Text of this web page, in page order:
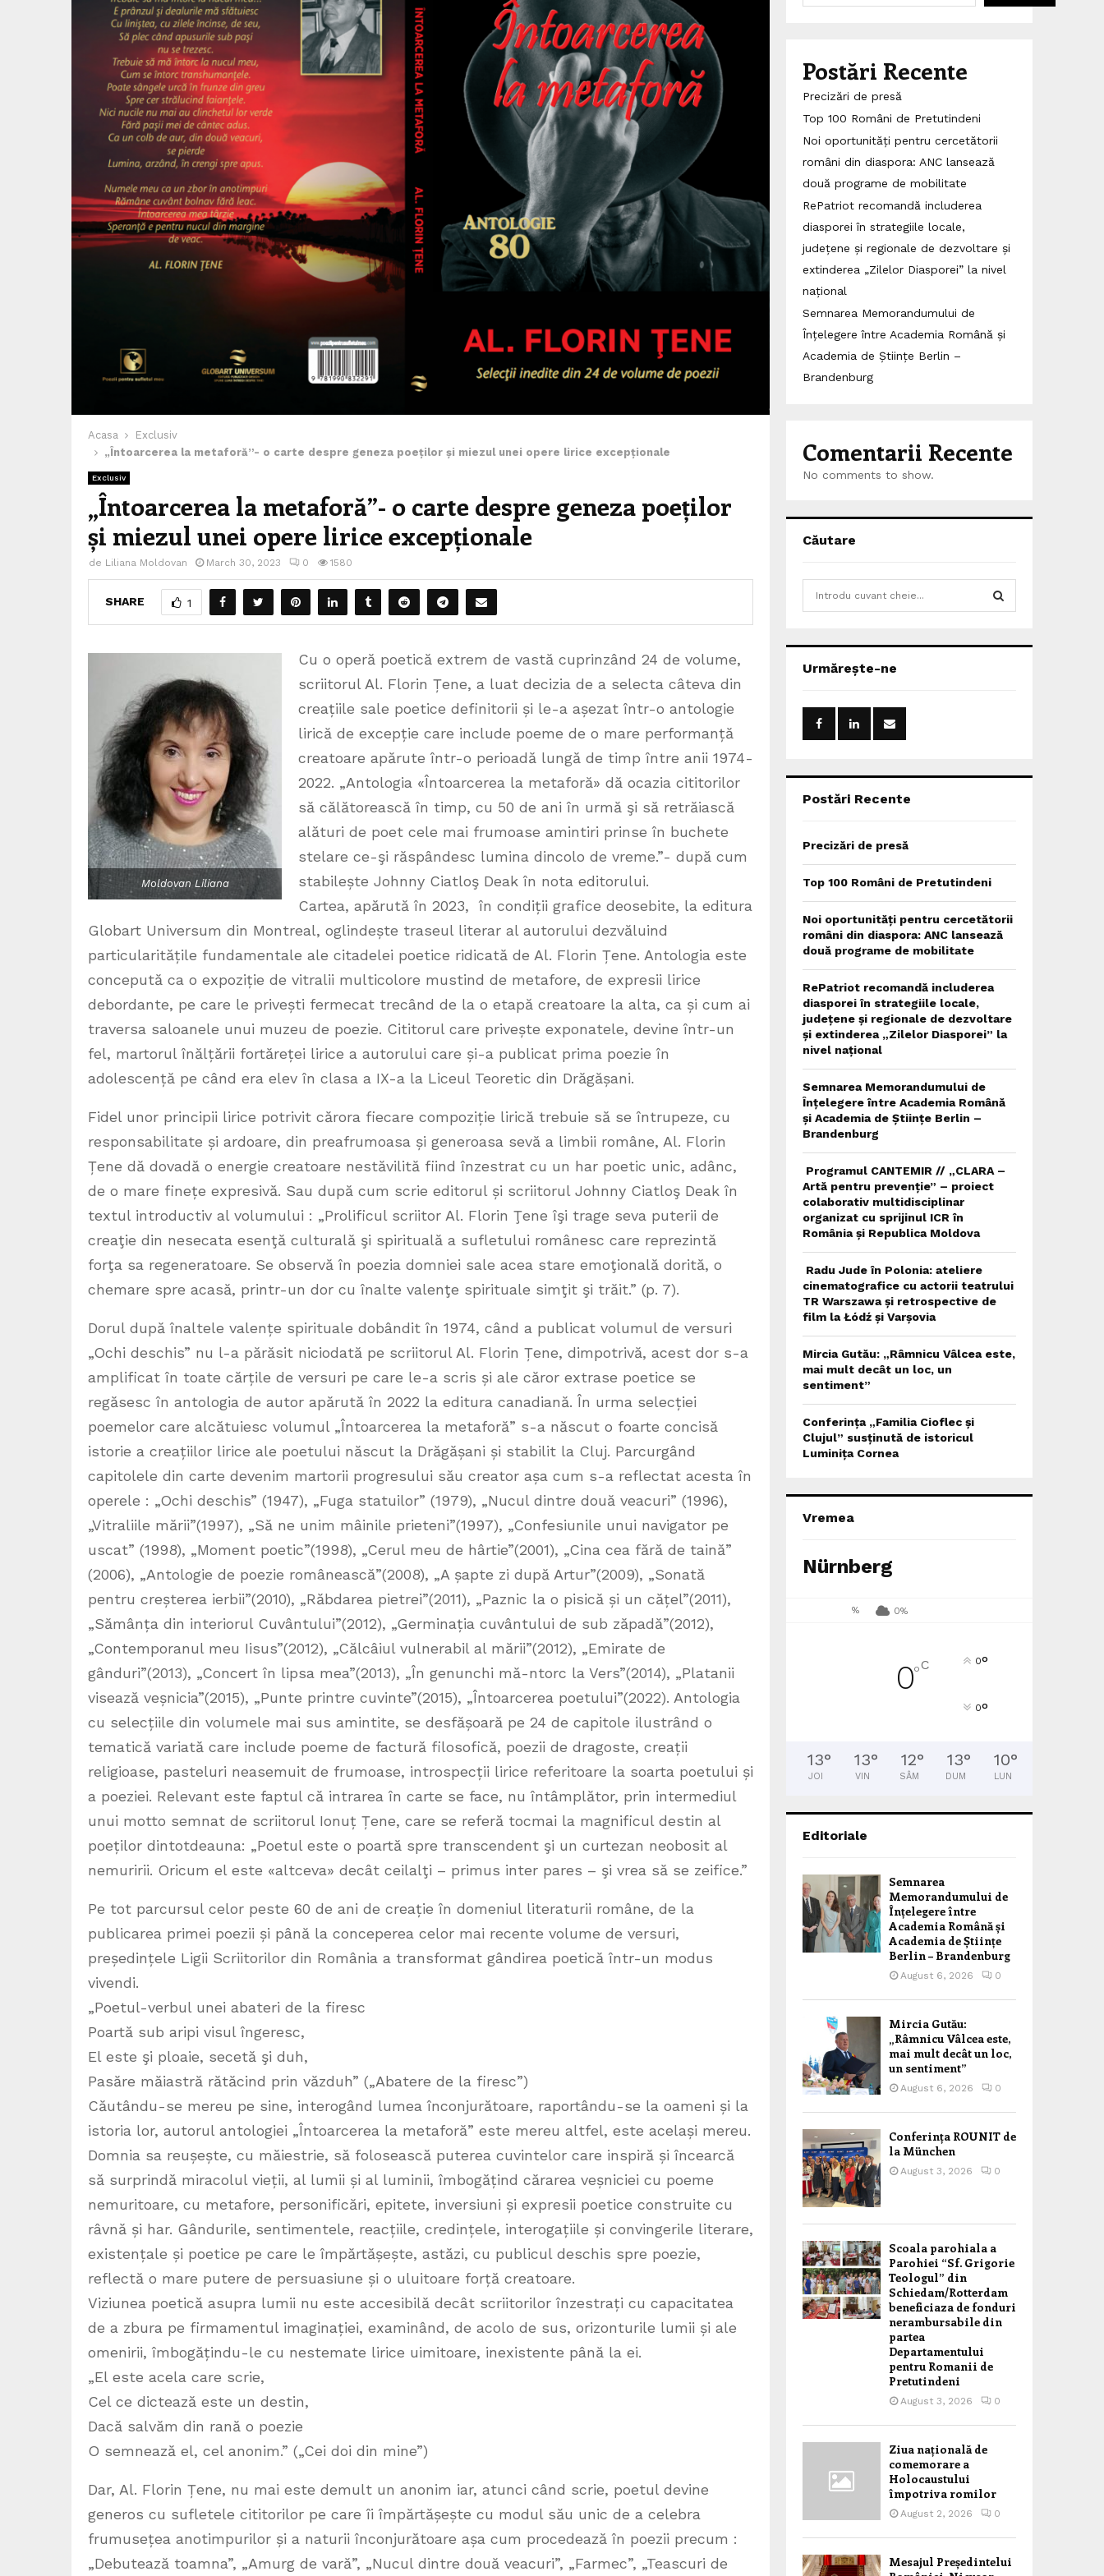
Acasa
Exclusiv
„Întoarcerea la metaforă”- o carte despre geneza poeților și miezul unei opere lirice excepționale
Exclusiv
„Întoarcerea la metaforă”- o carte despre geneza poeților
și miezul unei opere lirice excepționale
de Liliana Moldovan March 30, 2023 0 1580
SHARE 1
Moldovan Liliana
Cu o operă poetică extrem de vastă cuprinzând 24 de volume,
scriitorul Al. Florin Țene, a luat decizia de a selecta câteva din
creațiile sale poetice definitorii și le-a așezat într-o antologie
lirică de excepție care include poeme de o mare performanță
creatoare apărute într-o perioadă lungă de timp între anii 1974-
2022. „Antologia «Întoarcerea la metaforă» dă ocazia cititorilor
să călătorească în timp, cu 50 de ani în urmă şi să retrăiască
alături de poet cele mai frumoase amintiri prinse în buchete
stelare ce-şi răspândesc lumina dincolo de vreme.”- după cum
stabilește Johnny Ciatloş Deak în nota editorului.
Cartea, apărută în 2023, în condiții grafice deosebite, la editura
Globart Universum din Montreal, oglindește traseul literar al autorului dezvăluind
particularitățile fundamentale ale citadelei poetice ridicată de Al. Florin Țene. Antologia este
concepută ca o expoziție de vitralii multicolore mustind de metafore, de expresii lirice
debordante, pe care le privești fermecat trecând de la o etapă creatoare la alta, ca și cum ai
traversa saloanele unui muzeu de poezie. Cititorul care privește exponatele, devine într-un
fel, martorul înălțării fortăreței lirice a autorului care și-a publicat prima poezie în
adolescență pe când era elev în clasa a IX-a la Liceul Teoretic din Drăgășani.
Fidel unor principii lirice potrivit cărora fiecare compoziție lirică trebuie să se întrupeze, cu
responsabilitate și ardoare, din preafrumoasa și generoasa sevă a limbii române, Al. Florin
Țene dă dovadă o energie creatoare nestăvilită fiind înzestrat cu un har poetic unic, adânc,
de o mare finețe expresivă. Sau după cum scrie editorul și scriitorul Johnny Ciatloş Deak în
textul introductiv al volumului : „Prolificul scriitor Al. Florin Ţene îşi trage seva puterii de
creaţie din nesecata esenţă culturală şi spirituală a sufletului românesc care reprezintă
forţa sa regeneratoare. Se observă în poezia domniei sale acea stare emoţională dorită, o
chemare spre acasă, printr-un dor cu înalte valenţe spirituale simţit şi trăit.” (p. 7).
Dorul după înaltele valențe spirituale dobândit în 1974, când a publicat volumul de versuri
„Ochi deschis” nu l-a părăsit niciodată pe scriitorul Al. Florin Țene, dimpotrivă, acest dor s-a
amplificat în toate cărțile de versuri pe care le-a scris și ale căror extrase poetice se
regăsesc în antologia de autor apărută în 2022 la editura canadiană. În urma selecției
poemelor care alcătuiesc volumul „Întoarcerea la metaforă” s-a născut o foarte concisă
istorie a creațiilor lirice ale poetului născut la Drăgășani și stabilit la Cluj. Parcurgând
capitolele din carte devenim martorii progresului său creator așa cum s-a reflectat acesta în
operele : „Ochi deschis” (1947), „Fuga statuilor” (1979), „Nucul dintre două veacuri” (1996),
„Vitraliile mării”(1997), „Să ne unim mâinile prieteni”(1997), „Confesiunile unui navigator pe
uscat” (1998), „Moment poetic”(1998), „Cerul meu de hârtie”(2001), „Cina cea fără de taină”
(2006), „Antologie de poezie românească”(2008), „A șapte zi după Artur”(2009), „Sonată
pentru creșterea ierbii”(2010), „Răbdarea pietrei”(2011), „Paznic la o pisică și un cățel”(2011),
„Sămânța din interiorul Cuvântului”(2012), „Germinația cuvântului de sub zăpadă”(2012),
„Contemporanul meu Iisus”(2012), „Călcâiul vulnerabil al mării”(2012), „Emirate de
gânduri”(2013), „Concert în lipsa mea”(2013), „În genunchi mă-ntorc la Vers”(2014), „Platanii
visează veșnicia”(2015), „Punte printre cuvinte”(2015), „Întoarcerea poetului”(2022). Antologia
cu selecțiile din volumele mai sus amintite, se desfășoară pe 24 de capitole ilustrând o
tematică variată care include poeme de factură filosofică, poezii de dragoste, creații
religioase, pasteluri neasemuit de frumoase, introspecții lirice referitoare la soarta poetului și
a poeziei. Relevant este faptul că intrarea în carte se face, nu întâmplător, prin intermediul
unui motto semnat de scriitorul Ionuț Țene, care se referă tocmai la magnificul destin al
poeților dintotdeauna: „Poetul este o poartă spre transcendent şi un curtezan neobosit al
nemuririi. Oricum el este «altceva» decât ceilalţi – primus inter pares – şi vrea să se zeifice.”
Pe tot parcursul celor peste 60 de ani de creație în domeniul literaturii române, de la
publicarea primei poezii și până la conceperea celor mai recente volume de versuri,
președințele Ligii Scriitorilor din România a transformat gândirea poetică într-un modus
vivendi.
„Poetul-verbul unei abateri de la firesc
Poartă sub aripi visul îngeresc,
El este şi ploaie, secetă şi duh,
Pasăre măiastră rătăcind prin văzduh” („Abatere de la firesc”)
Căutându-se mereu pe sine, interogând lumea înconjurătoare, raportându-se la oameni și la
istoria lor, autorul antologiei „Întoarcerea la metaforă” este mereu altfel, este același mereu.
Domnia sa reușește, cu măiestrie, să folosească puterea cuvintelor care inspiră și încearcă
să surprindă miracolul vieții, al lumii și al luminii, îmbogățind cărarea veșniciei cu poeme
nemuritoare, cu metafore, personificări, epitete, inversiuni și expresii poetice construite cu
râvnă și har. Gândurile, sentimentele, reacțiile, credințele, interogațiile și convingerile literare,
existențale și poetice pe care le împărtășește, astăzi, cu publicul deschis spre poezie,
reflectă o mare putere de persuasiune și o uluitoare forță creatoare.
Viziunea poetică asupra lumii nu este accesibilă decât scriitorilor înzestrați cu capacitatea
de a zbura pe firmamentul imaginației, examinând, de acolo de sus, orizonturile lumii și ale
omenirii, îmbogățindu-le cu nestemate lirice uimitoare, inexistente până la ei.
„El este acela care scrie,
Cel ce dictează este un destin,
Dacă salvăm din rană o poezie
O semnează el, cel anonim.” („Cei doi din mine”)
Dar, Al. Florin Țene, nu mai este demult un anonim iar, atunci când scrie, poetul devine
generos cu sufletele cititorilor pe care îi împărtășește cu modul său unic de a celebra
frumusețea anotimpurilor și a naturii înconjurătoare așa cum procedează în poezii precum :
„Debutează toamna”, „Amurg de vară”, „Nucul dintre două veacuri”, „Farmec”, „Teascuri de
Postări Recente
Precizări de presă
Top 100 Români de Pretutindeni
Noi oportunități pentru cercetătorii
români din diaspora: ANC lansează
două programe de mobilitate
RePatriot recomandă includerea
diasporei în strategiile locale,
județene și regionale de dezvoltare și
extinderea „Zilelor Diasporei” la nivel
național
Semnarea Memorandumului de
Înțelegere între Academia Română și
Academia de Științe Berlin –
Brandenburg
Comentarii Recente
No comments to show.
Căutare
h
o
:
Urmărește-ne
Postări Recente
Precizări de presă
Top 100 Români de Pretutindeni
Noi oportunități pentru cercetătorii
români din diaspora: ANC lansează
două programe de mobilitate
RePatriot recomandă includerea
diasporei în strategiile locale,
județene și regionale de dezvoltare
și extinderea „Zilelor Diasporei” la
nivel național
Semnarea Memorandumului de
Înțelegere între Academia Română
și Academia de Științe Berlin –
Brandenburg
Programul CANTEMIR // „CLARA –
Artă pentru prevenție” – proiect
colaborativ multidisciplinar
organizat cu sprijinul ICR în
România și Republica Moldova
Radu Jude în Polonia: ateliere
cinematografice cu actorii teatrului
TR Warszawa și retrospective de
film la Łódź și Varșovia
Mircia Gutău: „Râmnicu Vâlcea este,
mai mult decât un loc, un
sentiment”
Conferința „Familia Cioflec și
Clujul” susținută de istoricul
Luminița Cornea
Vremea
Nürnberg
% 0%
0°C 0°
0°
13°
JOI
13°
VIN
12°
SÂM
13°
DUM
10°
LUN
Editoriale
Semnarea
Memorandumului de
Înțelegere între
Academia Română și
Academia de Științe
Berlin – Brandenburg
August 6, 2026 0
Mircia Gutău:
„Râmnicu Vâlcea este,
mai mult decât un loc,
un sentiment”
August 6, 2026 0
Conferința ROUNIT de
la München
August 3, 2026 0
Scoala parohiala a
Parohiei “Sf. Grigorie
Teologul” din
Schiedam/Rotterdam
beneficiaza de fonduri
nerambursabile din
partea
Departamentului
pentru Romanii de
Pretutindeni
August 3, 2026 0
Ziua națională de
comemorare a
Holocaustului
împotriva romilor
August 2, 2026 0
Mesajul Președintelui